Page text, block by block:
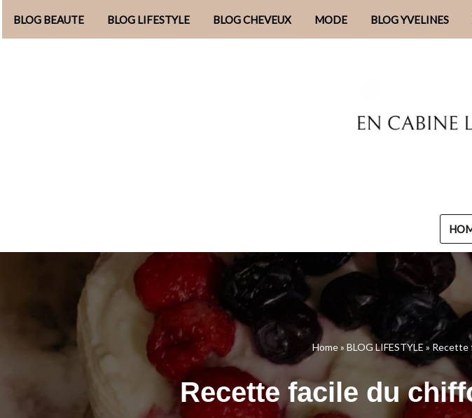
Aller
BLOG BEAUTE BLOG LIFESTYLE BLOG CHEVEUX MODE BLOG YVELINES
Home» BLOG LIFESTYLE » Recette
Recette facile du